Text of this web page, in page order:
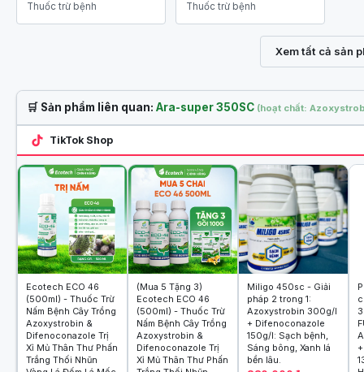
Thuốc trừ bệnh Thuốc trừ bệnh
Xem tất cả sản
🛒 Sản phẩm liên quan: Ara-super 350SC (hoạt chất:
TikTok Shop
Ecotech ECO 46
(500ml) - Thuốc Trừ
Nấm Bệnh Cây Trồng
Azoxystrobin &
Difenoconazole Trị
Xỉ Mủ Thân Thư Phấn
Trắng Thối Nhũn
(Mua 5 Tặng 3)
Ecotech ECO 46
(500ml) - Thuốc Trừ
Nấm Bệnh Cây Trồng
Azoxystrobin &
Difenoconazole Trị
Xỉ Mủ Thân Thư Phấn
Miligo 450sc - Giải
pháp 2 trong 1:
Azoxystrobin 300g/l
+ Difenoconazole
150g/l: Sạch bệnh,
Sáng bông, Xanh lá
bền lâu.